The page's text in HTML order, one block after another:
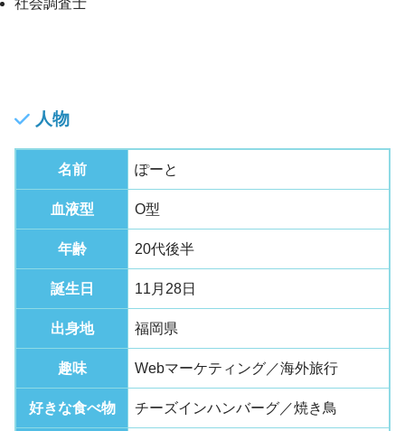
人物
名前 ぽーと
血液型 O型
年齢 20代後半
誕生日 11月28日
出身地 福岡県
趣味 Webマーケティング／海外旅行
好きな食べ物 チーズインハンバーグ／焼き鳥